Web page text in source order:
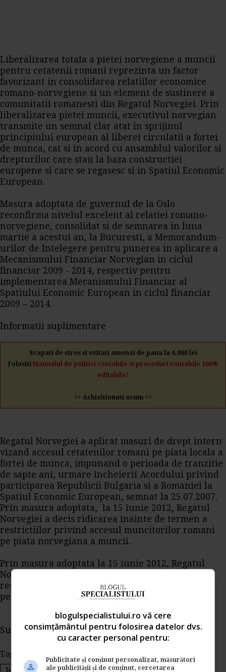
Liberalizarea totala a pietei norvegiene a muncii
pentru cetatenii romani reprezinta un factor
favorizant in consolidarea relatiilor economice
romano-norvegiene si un element de sustinere a
comunitatii romanesti din Regatul Norvegiei. Prin
liberalizarea pietei muncii, executivul norvegian
transmite un semnal clar atat in sprijinul
principiului european al liberei circulatii a fortei
de munca, cat si in acord cu ansamblul valorilor si
drepturilor care stau la baza constructiei
europene si care se regasesc si in Spatiul Economic
European.
Masura adoptata de guvernul de la Oslo
reconfirma nivelul excelent al relatiei romano-
norvegiene, consolidat si de semnarea in luna
martie a acestui an, la Bucuresti, a Memorandum-
urilor de Intelegere pentru punerea in aplicare a
Mecanismului Financiar Norvegian in ciclul
financiar 2009 - 2014, respectiv pentru
implementarea Mecanismului Financiar al
Spatiului Economic European in ciclul financiar
2009 – 2014.
Informatii suplimentare
Scapati de stres si evitati amenzi de pana la 4.000 lei
Folositi Manualul de politici contabile si proceduri contabile 100%
editabile!
>> Achizitionati acum <<
Regatul Norvegiei a aplicat masuri de drept intern
vizand accesul cetatenilor romani pe piata locala a
fortei de munca, impunand o perioada de tranzitie
de sapte ani, urmare incheierii Acordului privind
participarea Republicii Bulgaria si a Romaniei la
Spatiul Economic European, semnat la 25.07.2007.
Prin masura adoptata, la 15 iunie 2012, Regatul
Norvegiei a decis ridicarea inainte de termen a
restrictiilor privind accesul muncitorilor romani
pe piata norvegiana a muncii.
Prin masura adoptata la 15 iunie 2012, Regatul
Norvegiei a decis ridicarea inainte de termen a
restrictiilor privind accesul muncitorilor romani
pe piata norvegiana a muncii.
Sursa: Ministerul Muncii
Tags:
blogulspecialistului.ro vă cere
consimțământul pentru folosirea datelor dvs.
cu caracter personal pentru:
Publicitate și conținut personalizat, măsurători
ale publicității și de conținut, cercetarea